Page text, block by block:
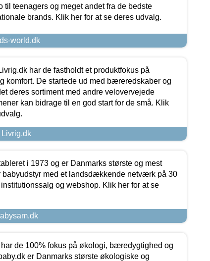
til teenagers og meget andet fra de bedste
brands. Klik her for at se deres udvalg.
world.dk
har de fastholdt et produktfokus på
komfort. De startede ud med bæreredskaber og
deres sortiment med andre velovervejede
kan bidrage til en god start for de små. Klik
i 1973 og er Danmarks største og mest
med et landsdækkende netværk på 30
og webshop. Klik her for at se
de 100% fokus på økologi, bæredygtighed og
er Danmarks største økologiske og